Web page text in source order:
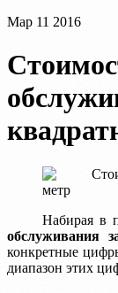
Мар 11 2016
Набирая в
обслуживания
конкретные
диапазон этих